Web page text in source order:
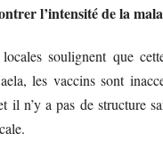
l’intensité de la
soulignent que
les vaccins sont
il n’y a pas de structure